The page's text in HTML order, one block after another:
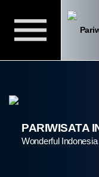
PARIWISATA
Wonderful